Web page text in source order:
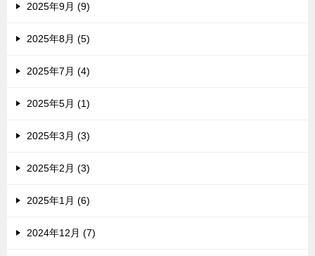
2025年9月 (9)
2025年8月 (5)
2025年7月 (4)
2025年5月 (1)
2025年3月 (3)
2025年2月 (3)
2025年1月 (6)
2024年12月 (7)